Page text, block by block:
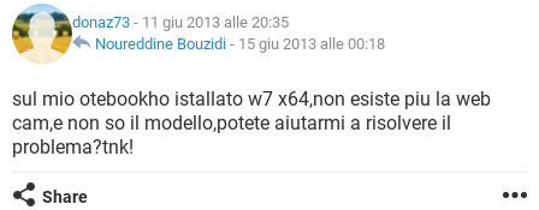
HARDWARE
TIKTOK FACEBOOK
iOS WINDOWS 10
INSTAGRAM
TIKTOK FACEBOOK
HARDWARE
INTRATTENIMENTO ANDROID
INSTAGRAM WHATSAPP
HARDWARE
GLOSSARIO
COVID-19
INTRATTENIMENTO ANDROID
iOS
INSTAGRAM
donaz73 - 11 giu 2013 alle 20:35
Noureddine Bouzidi - 15 giu 2013 alle 00:18
sul mio otebookho istallato w7 x64,non esiste piu la web
cam,e non so il modello,potete aiutarmi a risolvere il
problema?tnk!
Share